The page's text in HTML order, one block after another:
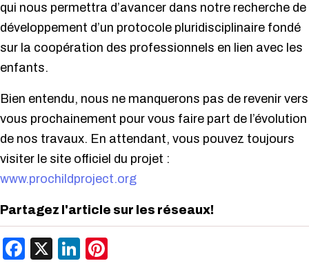
qui nous permettra d’avancer dans notre recherche de
développement d’un protocole pluridisciplinaire fondé
sur la coopération des professionnels en lien avec les
enfants.
Bien entendu, nous ne manquerons pas de revenir vers
vous prochainement pour vous faire part de l’évolution
de nos travaux. En attendant, vous pouvez toujours
visiter le site officiel du projet :
www.prochildproject.org
Partagez l'article sur les réseaux!
Facebook
X LinkedIn